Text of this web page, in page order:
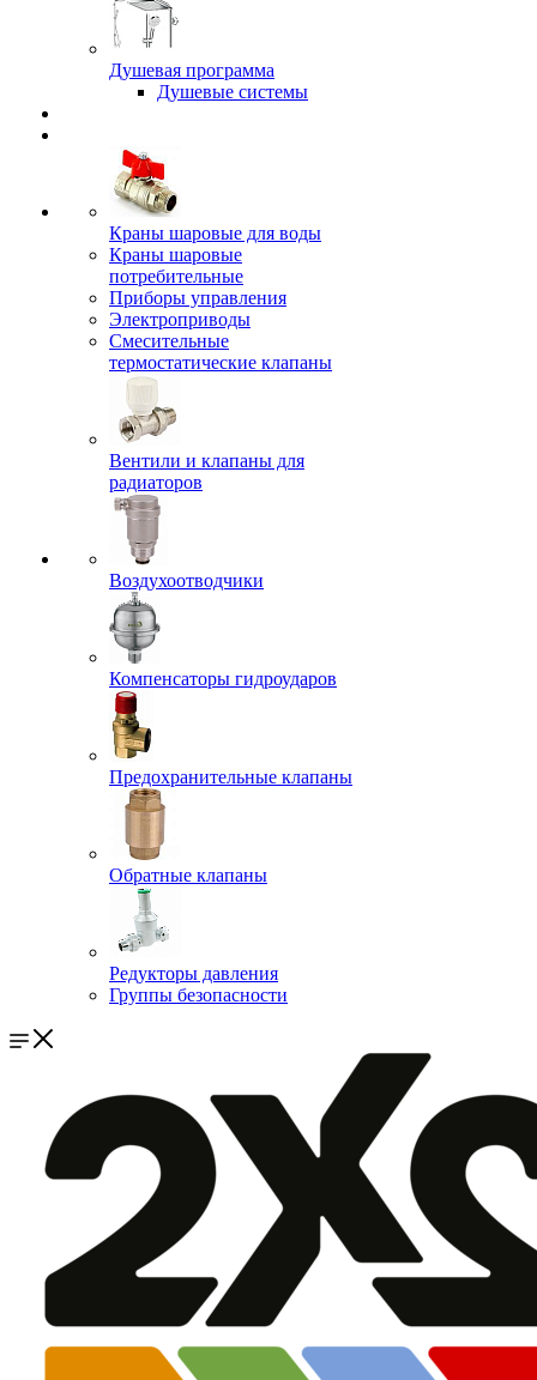
Душевая программа
Душевые системы
Краны шаровые для воды
Краны шаровые
потребительные
Приборы управления
Электроприводы
Смесительные
термостатические клапаны
Вентили и клапаны для
радиаторов
Воздухоотводчики
Компенсаторы гидроударов
Предохранительные клапаны
Обратные клапаны
Редукторы давления
Группы безопасности